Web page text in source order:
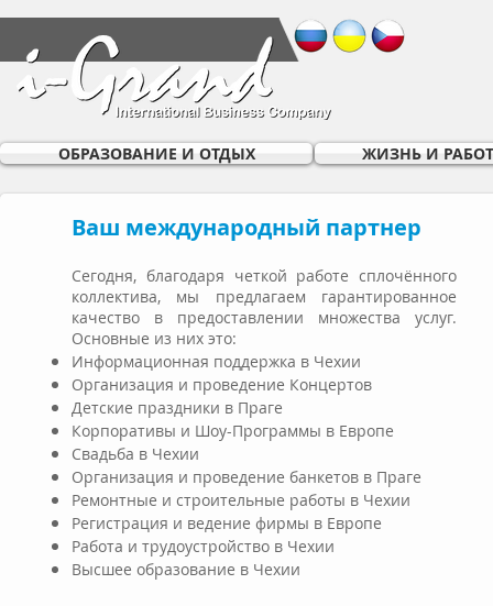
ОБРАЗОВАНИЕ И ОТДЫХ ЖИЗНЬ И
Ваш международный партнер
Сегодня, благодаря четкой работе сплочённого
коллектива, мы предлагаем гарантированное
качество в предоставлении множества услуг.
Основные из них это:
Информационная поддержка в Чехии
Организация и проведение Концертов
Детские праздники в Праге
Корпоративы и Шоу-Программы в Европе
Свадьба в Чехии
Организация и проведение банкетов в Праге
Ремонтные и строительные работы в Чехии
Регистрация и ведение фирмы в Европе
Работа и трудоустройство в Чехии
Высшее образование в Чехии